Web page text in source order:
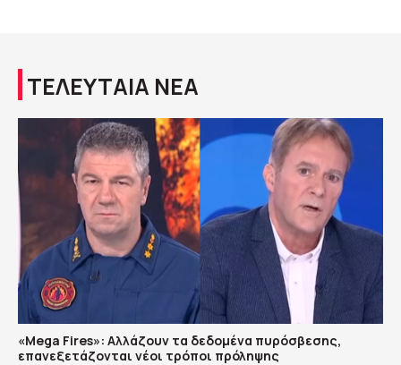
ΤΕΛΕΥΤΑΙΑ ΝΕΑ
«Mega Fires»: Αλλάζουν τα δεδομένα πυρόσβεσης,
επανεξετάζονται νέοι τρόποι πρόληψης